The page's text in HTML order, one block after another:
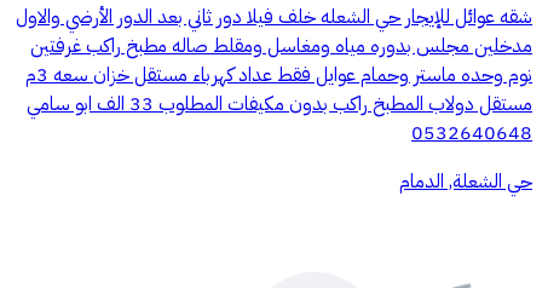
شقه عوائل للإيجار حي الشعله خلف فيلا دور ثاني بعد الدور الأرضي والاول
مدخلين مجلس بدوره مياه ومغاسل ومقلط صاله مطبخ راكب غرفتين
نوم وحده ماستر وحمام عوايل فقط عداد كهرباء مستقل خزان سعه 3م
مستقل دولاب المطبخ راكب بدون مكيفات المطلوب 33 الف ابو سامي
0532640648
حي الشعلة, الدمام